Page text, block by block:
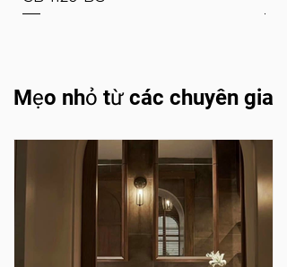
Mẹo nhỏ từ các chuyên gia